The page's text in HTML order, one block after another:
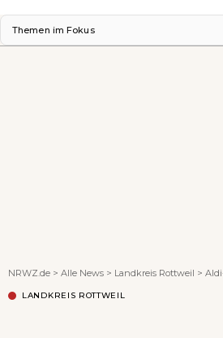
Themen im Fokus
NRWZ.de > Alle News > Landkreis Rottweil >
LANDKREIS ROTTWEIL